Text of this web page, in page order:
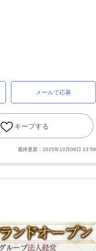
メールで応募
キープする
最終更新： 2025年10月08日 13:59